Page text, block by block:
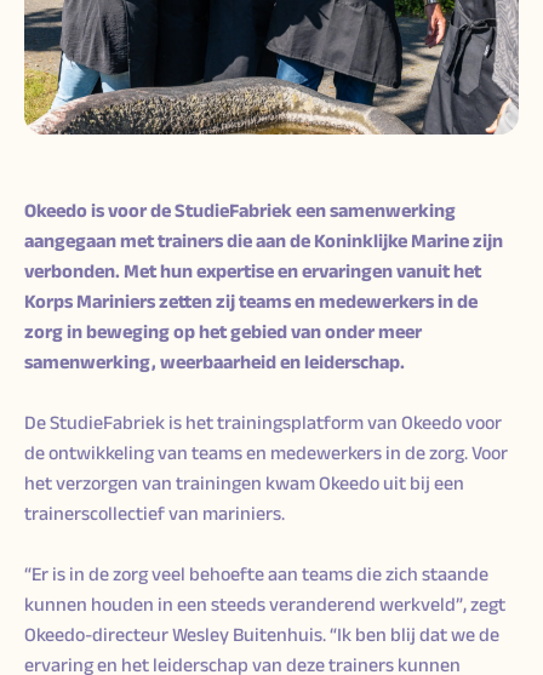
Okeedo is voor de StudieFabriek een samenwerking
aangegaan met trainers die aan de Koninklijke Marine zijn
verbonden. Met hun expertise en ervaringen vanuit het
Korps Mariniers zetten zij teams en medewerkers in de
zorg in beweging op het gebied van onder meer
samenwerking, weerbaarheid en leiderschap.
De StudieFabriek is het trainingsplatform van Okeedo voor
de ontwikkeling van teams en medewerkers in de zorg. Voor
het verzorgen van trainingen kwam Okeedo uit bij een
trainerscollectief van mariniers.
“Er is in de zorg veel behoefte aan teams die zich staande
kunnen houden in een steeds veranderend werkveld”, zegt
Okeedo-directeur Wesley Buitenhuis. “Ik ben blij dat we de
ervaring en het leiderschap van deze trainers kunnen